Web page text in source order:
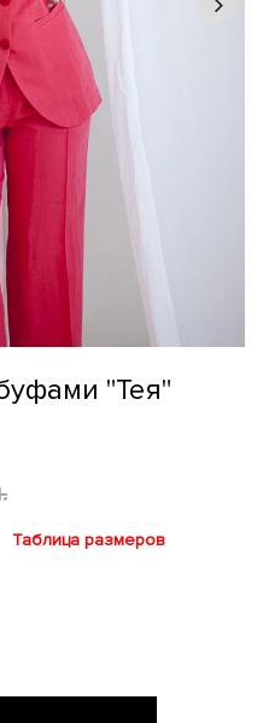
"Тея"
Таблица размеров